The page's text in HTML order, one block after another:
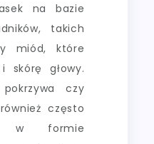
na bazie
takich
miód, które
skórę głowy.
czy
często
w formie